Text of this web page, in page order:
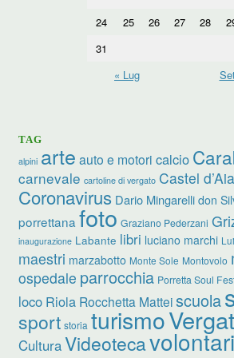
24
25 26 27 28
31
« Lug
TAG
alpini arte auto e motori calcio
carnevale cartoline di vergato Castel
Coronavirus Dario Mingarelli don
porrettana foto Graziano Pederzani
inaugurazione Labante libri luciano marchi
maestri marzabotto Monte Sole Montovolo
ospedale parrocchia Porretta Soul
loco Riola Rocchetta Matteiscuola
sport storia turismo
CulturaVideoteca